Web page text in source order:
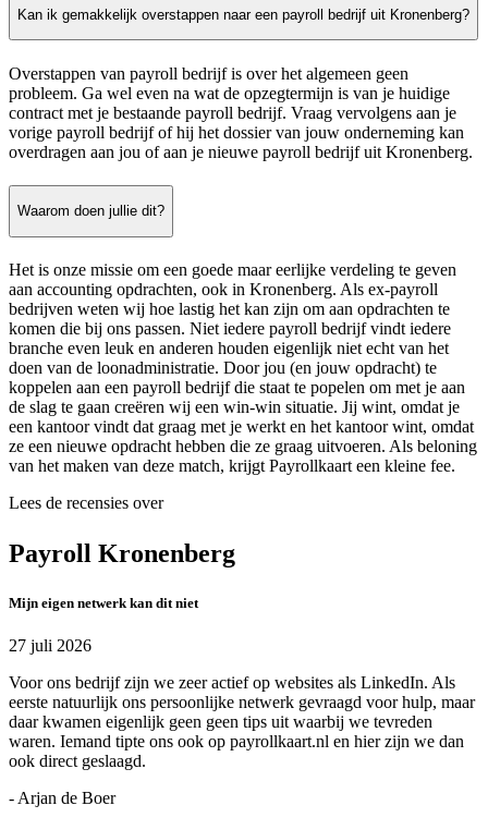
Kan ik gemakkelijk overstappen naar een payroll bedrijf uit Kronenberg?
Overstappen van payroll bedrijf is over het algemeen geen
probleem. Ga wel even na wat de opzegtermijn is van je huidige
contract met je bestaande payroll bedrijf. Vraag vervolgens aan je
vorige payroll bedrijf of hij het dossier van jouw onderneming kan
overdragen aan jou of aan je nieuwe payroll bedrijf uit Kronenberg.
Waarom doen jullie dit?
Het is onze missie om een goede maar eerlijke verdeling te geven
aan accounting opdrachten, ook in Kronenberg. Als ex-payroll
bedrijven weten wij hoe lastig het kan zijn om aan opdrachten te
komen die bij ons passen. Niet iedere payroll bedrijf vindt iedere
branche even leuk en anderen houden eigenlijk niet echt van het
doen van de loonadministratie. Door jou (en jouw opdracht) te
koppelen aan een payroll bedrijf die staat te popelen om met je aan
de slag te gaan creëren wij een win-win situatie. Jij wint, omdat je
een kantoor vindt dat graag met je werkt en het kantoor wint, omdat
ze een nieuwe opdracht hebben die ze graag uitvoeren. Als beloning
van het maken van deze match, krijgt Payrollkaart een kleine fee.
Lees de recensies over
Payroll Kronenberg
Mijn eigen netwerk kan dit niet
27 juli 2026
Voor ons bedrijf zijn we zeer actief op websites als LinkedIn. Als
eerste natuurlijk ons persoonlijke netwerk gevraagd voor hulp, maar
daar kwamen eigenlijk geen geen tips uit waarbij we tevreden
waren. Iemand tipte ons ook op payrollkaart.nl en hier zijn we dan
ook direct geslaagd.
- Arjan de Boer